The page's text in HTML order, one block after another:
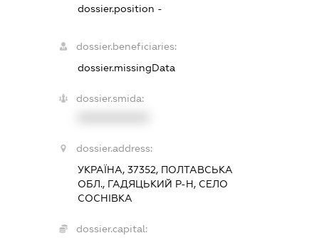
dossier.position -
dossier.beneficiaries:
dossier.missingData
dossier.smida:
dossier.address:
УКРАЇНА, 37352, ПОЛТАВСЬКА
ОБЛ., ГАДЯЦЬКИЙ Р-Н, СЕЛО
СОСНІВКА
dossier.capital: